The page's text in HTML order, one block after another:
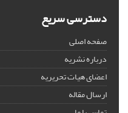
دسترسی سریع
صفحه اصلی
درباره نشریه
اعضای هیات تحریریه
ارسال مقاله